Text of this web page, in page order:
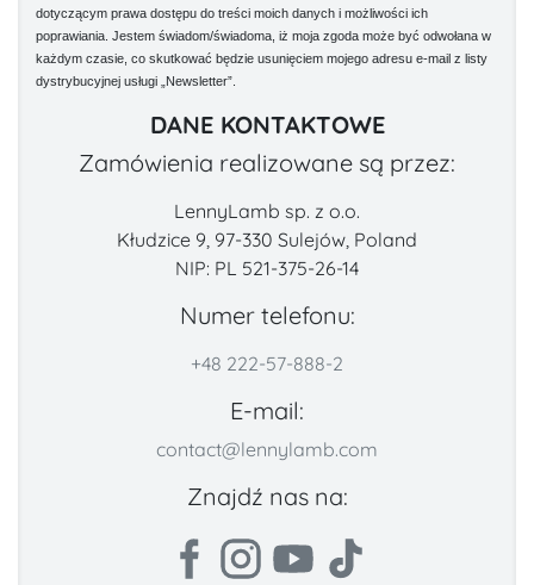
dotyczącym prawa dostępu do treści moich danych i możliwości ich
poprawiania. Jestem świadom/świadoma, iż moja zgoda może być odwołana w
każdym czasie, co skutkować będzie usunięciem mojego adresu e-mail z listy
dystrybucyjnej usługi „Newsletter”.
DANE KONTAKTOWE
Zamówienia realizowane są przez:
LennyLamb sp. z o.o.
Kłudzice 9, 97-330 Sulejów, Poland
NIP: PL 521-375-26-14
Numer telefonu:
+48 222-57-888-2
E-mail:
contact@lennylamb.com
Znajdź nas na: